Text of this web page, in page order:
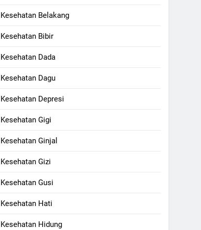
Kesehatan Belakang
Kesehatan Bibir
Kesehatan Dada
Kesehatan Dagu
Kesehatan Depresi
Kesehatan Gigi
Kesehatan Ginjal
Kesehatan Gizi
Kesehatan Gusi
Kesehatan Hati
Kesehatan Hidung